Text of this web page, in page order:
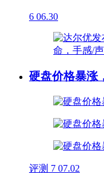
6 06.30
硬盘价格暴涨
评测 7 07.02